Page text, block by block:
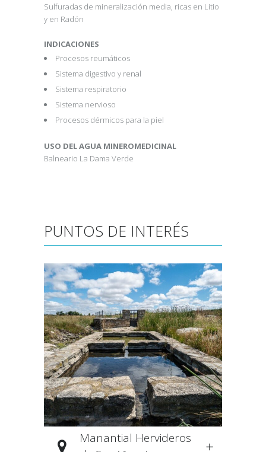
Sulfuradas de mineralización media, ricas en Litio
y en Radón
INDICACIONES
Procesos reumáticos
Sistema digestivo y renal
Sistema respiratorio
Sistema nervioso
Procesos dérmicos para la piel
USO DEL AGUA MINEROMEDICINAL
Balneario La Dama Verde
PUNTOS DE INTERÉS
Manantial Hervideros